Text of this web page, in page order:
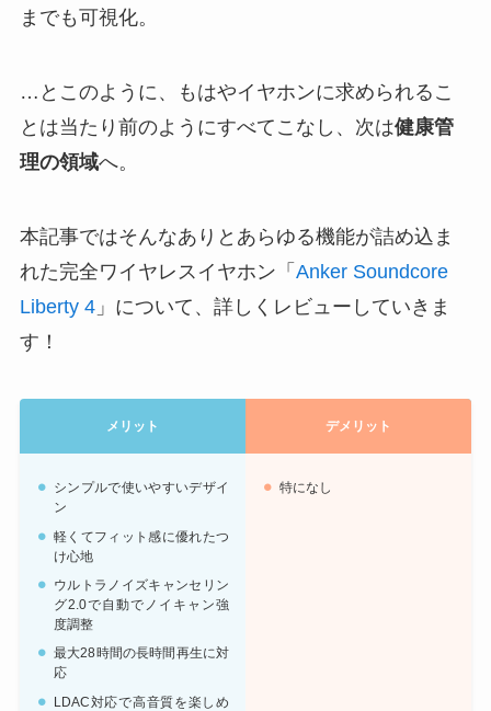
までも可視化。
…とこのように、もはやイヤホンに求められるこ
とは当たり前のようにすべてこなし、次は健康管
理の領域へ。
本記事ではそんなありとあらゆる機能が詰め込ま
れた完全ワイヤレスイヤホン「 Anker Soundcore
Liberty 4」について、詳しくレビューしていきま
す！
メリット デメリット
シンプルで使いやすいデザイ
ン
軽くてフィット感に優れたつ
け心地
ウルトラノイズキャンセリン
グ2.0で自動でノイキャン強
度調整
最大28時間の長時間再生に対
応
LDAC対応で高音質を楽しめ
特になし